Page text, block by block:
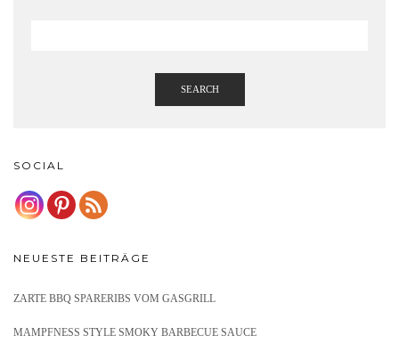
SEARCH
SOCIAL
NEUESTE BEITRÄGE
ZARTE BBQ SPARERIBS VOM GASGRILL
MAMPFNESS STYLE SMOKY BARBECUE SAUCE